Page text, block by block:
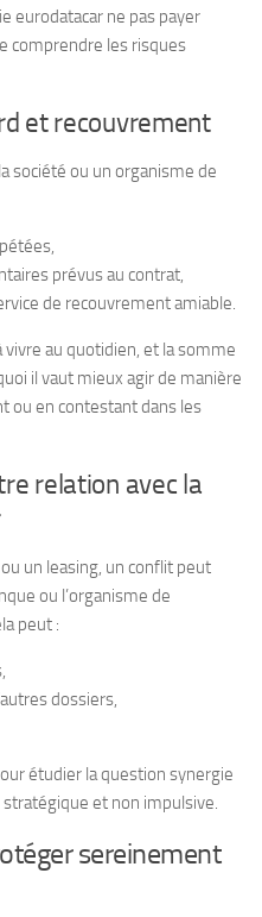
eurodatacar ne pas payer
comprendre les risques
et recouvrement
société ou un organisme de
prévus au contrat,
de recouvrement amiable.
au quotidien, et la somme
il vaut mieux agir de manière
ou en contestant dans les
relation avec la
un leasing, un conflit peut
ou l’organisme de
peut :
dossiers,
étudier la question synergie
et non impulsive.
sereinement